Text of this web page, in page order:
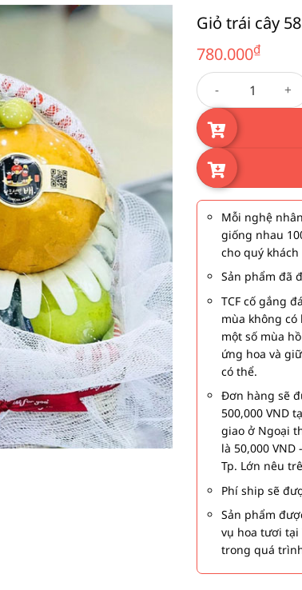
Giỏ trái cây 58
780.000₫
Giỏ trái cây 58 số
Mỗi nghệ
giống nhau
cho quý
Sản phẩm đã
TCF cố gắng
mùa không có
một số mùa
ứng hoa và
có thể.
Đơn hàng sẽ
500,000 VND
giao ở Ngoại
là 50,000
Tp. Lớn nêu
Phí ship sẽ
Sản phẩm
vụ hoa tươi tại
trong quá